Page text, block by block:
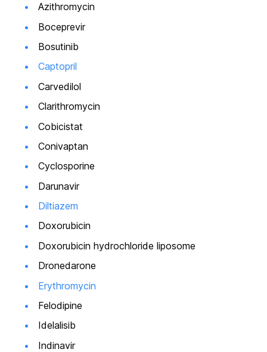
Azithromycin
Boceprevir
Bosutinib
Captopril
Carvedilol
Clarithromycin
Cobicistat
Conivaptan
Cyclosporine
Darunavir
Diltiazem
Doxorubicin
Doxorubicin hydrochloride liposome
Dronedarone
Erythromycin
Felodipine
Idelalisib
Indinavir